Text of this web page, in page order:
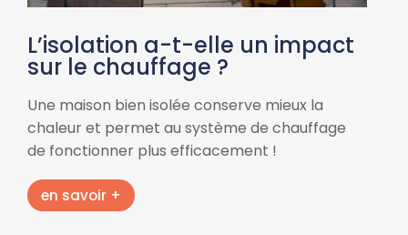
L’isolation a-t-elle un impact
sur le chauffage ?
Une maison bien isolée conserve mieux la
chaleur et permet au système de chauffage
de fonctionner plus efficacement !
en savoir +